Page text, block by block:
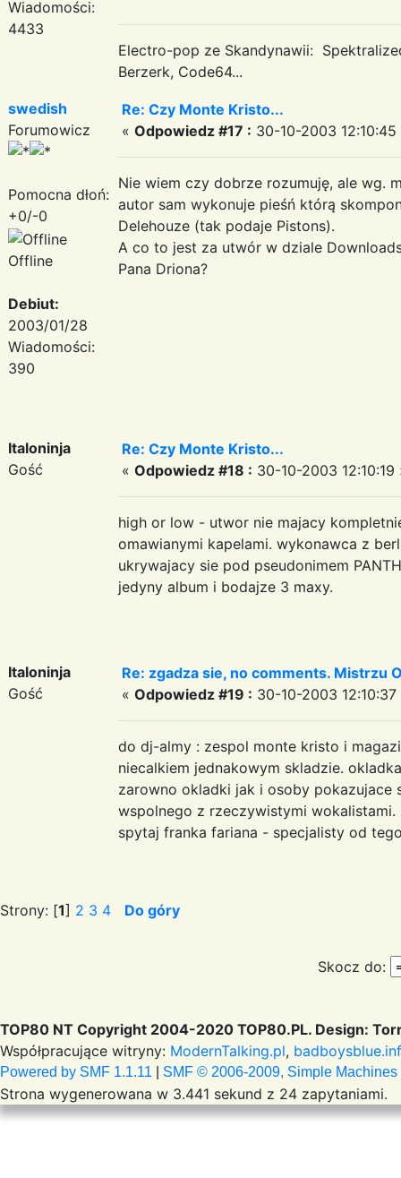
Wiadomości:
4433
Electro-pop ze Skandynawii:
Berzerk, Code64...
swedish
Forumowicz
Pomocna dłoń:
+0/-0
Offline
Debiut:
2003/01/28
Wiadomości:
390
Re: Czy Monte Kristo...
« Odpowiedz #17 : 30-10-2003 12:10:45
Nie wiem czy dobrze rozumuję, ale wg.
autor sam wykonuje pieśń którą
Delehouze (tak podaje Pistons).
A co to jest za utwór w dziale
Pana Driona?
Italoninja
Gość
Re: Czy Monte Kristo...
« Odpowiedz #18 : 30-10-2003 12:10:19
high or low - utwor nie majacy
omawianymi kapelami. wykonawca z
ukrywajacy sie pod pseudonimem
jedyny album i bodajze 3 maxy.
Italoninja
Gość
Re: zgadza sie, no comments. Mistrzu
« Odpowiedz #19 : 30-10-2003 12:10:37
do dj-almy : zespol monte kristo i
niecalkiem jednakowym skladzie.
zarowno okladki jak i osoby pokazujace
wspolnego z rzeczywistymi wokalistami.
spytaj franka fariana - specjalisty od
Strony: [1] 2 3 4 Do góry
Skocz do:
TOP80 NT Copyright 2004-2020 TOP80.PL. Design:
Współpracujące witryny: ModernTalking.pl,
Powered by SMF 1.1.11 SMF © 2006-2009, Simple Machines
Strona wygenerowana w 3.441 sekund z 24 zapytaniami.